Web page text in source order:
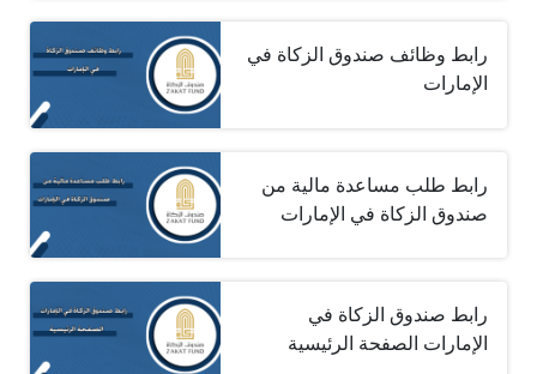
رابط وظائف صندوق الزكاة في
الإمارات
رابط طلب مساعدة مالية من
صندوق الزكاة في الإمارات
رابط صندوق الزكاة في
الإمارات الصفحة الرئيسية